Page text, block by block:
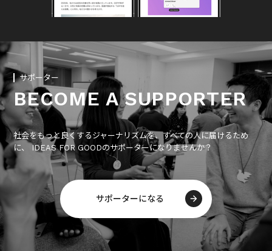
サポーター
BECOME A SUPPORTER
社会をもっと良くするジャーナリズムを、すべての人に届けるため
に、 IDEAS FOR GOODのサポーターになりませんか？
サポーターになる